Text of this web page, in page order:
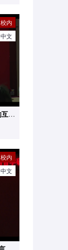
校内
中文
文学翻译、文化交流与学术研究的互动——以我和勒克莱齐奥的交往为例
校内
中文